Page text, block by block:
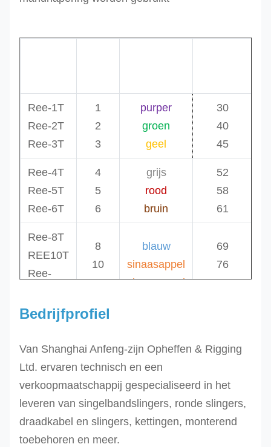
Ree-1T
Ree-2T
Ree-3T
1
2
3
purper
groen
geel
30
40
45
Ree-4T
Ree-5T
Ree-6T
4
5
6
grijs
rood
bruin
52
58
61
Ree-8T
REE10T
Ree-
8
10
12
blauw
sinaasappel
sinaasappel
69
76
85
Ree-
Ree-
20T
Ree-
30T
15
20
30
sinaasappel
sinaasappel
sinaasappel
96
138
Ree-
Bedrijfprofiel
Van Shanghai Anfeng-zijn Opheffen & Rigging
Ltd. ervaren technisch en een
verkoopmaatschappij gespecialiseerd in het
leveren van singelbandslingers, ronde slingers,
draadkabel en slingers, kettingen, monterend
toebehoren en meer.